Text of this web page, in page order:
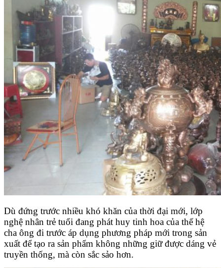
Dù đứng trước nhiều khó khăn của thời đại mới, lớp
nghệ nhân trẻ tuổi đang phát huy tinh hoa của thế hệ
cha ông đi trước áp dụng phương pháp mới trong sản
xuất để tạo ra sản phẩm không những giữ được dáng vẻ
truyền thống, mà còn sắc sảo hơn.